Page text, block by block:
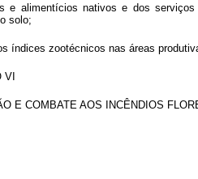
e alimentícios nativos e dos
solo;
zootécnicos nas áreas
VI
E COMBATE AOS INCÊNDIOS